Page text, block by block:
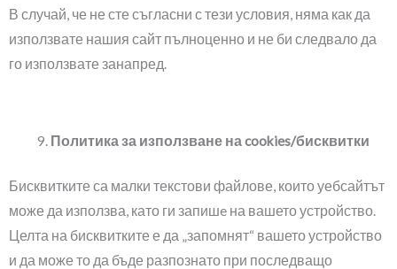
В случай, че не сте съгласни с тези условия, няма как да
използвате нашия сайт пълноценно и не би следвало да
го използвате занапред.
Политика за използване на cookies/бисквитки
Бисквитките са малки текстови файлове, които уебсайтът
може да използва, като ги запишe на вашето устройство.
Целта на бисквитките е да „запомнят“ вашето устройство
и да може то да бъде разпознато при последващо